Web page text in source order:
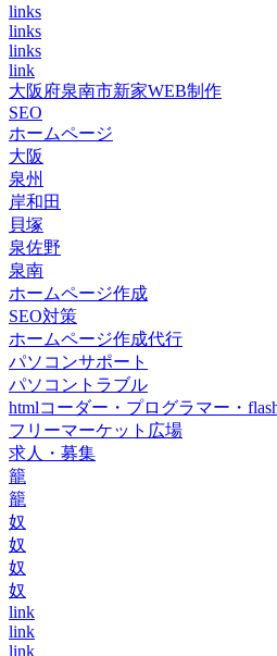
links
links
links
link
大阪府泉南市新家WEB制作
SEO
ホームページ
大阪
泉州
岸和田
貝塚
泉佐野
泉南
ホームページ作成
SEO対策
ホームページ作成代行
パソコンサポート
パソコントラブル
htmlコーダー・プログラマー・
フリーマーケット広場
求人・募集
籠
籠
奴
奴
奴
奴
link
link
link